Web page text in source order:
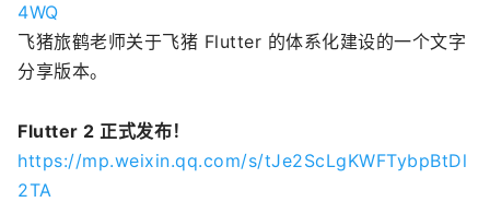
4WQ
飞猪旅鹤老师关于飞猪 Flutter 的体系化建设的一个文字
分享版本。
Flutter 2 正式发布！
https://mp.weixin.qq.com/s/tJe2ScLgKWFTybpBtDl
2TA